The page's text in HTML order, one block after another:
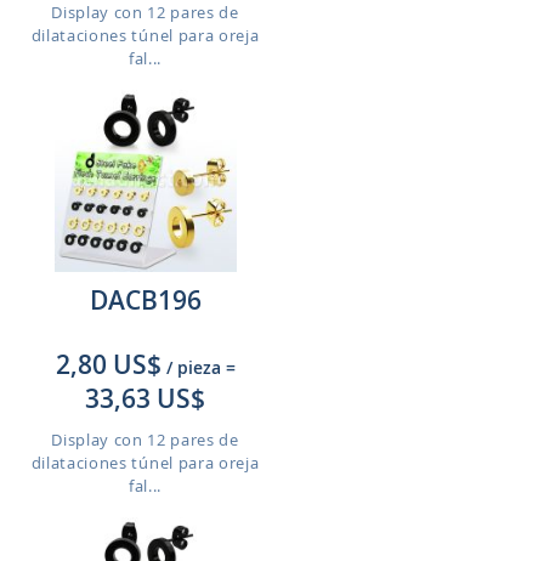
Display con 12 pares de
dilataciones túnel para oreja
fal...
DACB196
2,80 US$ / pieza =
33,63 US$
Display con 12 pares de
dilataciones túnel para oreja
fal...